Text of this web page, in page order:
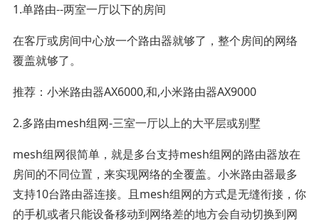
1.单路由--两室一厅以下的房间
在客厅或房间中心放一个路由器就够了，整个房间的网络
覆盖就够了。
推荐：小米路由器AX6000,和,小米路由器AX9000
2.多路由mesh组网-三室一厅以上的大平层或别墅
mesh组网很简单，就是多台支持mesh组网的路由器放在
房间的不同位置，来实现网络的全覆盖。小米路由器最多
支持10台路由器连接。且mesh组网的方式是无缝衔接，你
的手机或者只能设备移动到网络差的地方会自动切换到网